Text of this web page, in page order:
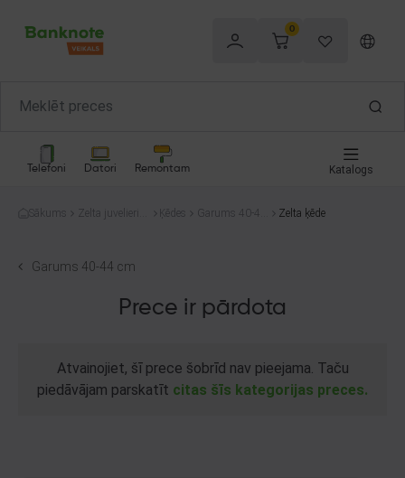
0
Telefoni Datori Remontam Katalogs
Sākums
Zelta juvelierizs
Ķēdes
Garums 40-44
Zelta ķēde
Garums 40-44 cm
Prece ir pārdota
Atvainojiet, šī prece šobrīd nav pieejama. Taču
piedāvājam parskatīt citas šīs kategorijas preces.